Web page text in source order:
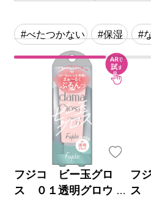
#べたつかない #保湿 #
フジコ ビー玉グロ
ス ０１透明グロウ ＿
フ
ス